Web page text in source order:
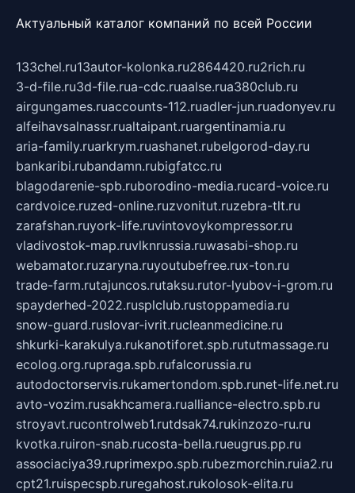
Актуальный каталог компаний по всей России
133chel.ru13autor-kolonka.ru2864420.ru2rich.ru
3-d-file.ru3d-file.rua-cdc.ruaalse.rua380club.ru
airgungames.ruaccounts-112.ruadler-jun.ruadonyev.ru
alfeihavsalnassr.rualtaipant.ruargentinamia.ru
aria-family.ruarkrym.ruashanet.rubelgorod-day.ru
bankaribi.rubandamn.rubigfatcc.ru
blagodarenie-spb.ruborodino-media.rucard-voice.ru
cardvoice.ruzed-online.ruzvonitut.ruzebra-tlt.ru
zarafshan.ruyork-life.ruvintovoykompressor.ru
vladivostok-map.ruvlknrussia.ruwasabi-shop.ru
webamator.ruzaryna.ruyoutubefree.rux-ton.ru
trade-farm.rutajuncos.rutaksu.rutor-lyubov-i-grom.ru
spayderhed-2022.rusplclub.rustoppamedia.ru
snow-guard.ruslovar-ivrit.rucleanmedicine.ru
shkurki-karakulya.rukanotiforet.spb.rututmassage.ru
ecolog.org.rupraga.spb.rufalcorussia.ru
autodoctorservis.rukamertondom.spb.runet-life.net.ru
avto-vozim.rusakhcamera.rualliance-electro.spb.ru
stroyavt.rucontrolweb1.rutdsak74.rukinzozo-ru.ru
kvotka.ruiron-snab.rucosta-bella.rueugrus.pp.ru
associaciya39.ruprimexpo.spb.rubezmorchin.ruia2.ru
cpt21.ruispecspb.ruregahost.rukolosok-elita.ru